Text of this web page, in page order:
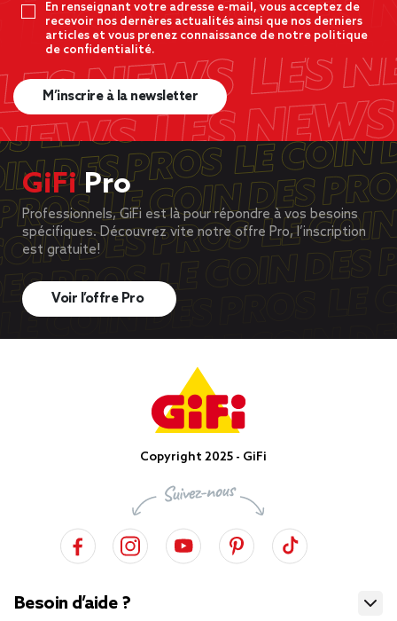
En renseignant votre adresse e-mail, vous acceptez de
recevoir nos dernères actualités ainsi que nos derniers
articles et vous prenez connaissance de notre politique
de confidentialité.
M’inscrire à la newsletter
GiFiPro
Professionnels, GiFi est là pour répondre à vos besoins
spécifiques. Découvrez vite notre offre Pro, l’inscription
est gratuite!
Voir l’offre Pro
Copyright 2025 - GiFi
Besoin d’aide ?